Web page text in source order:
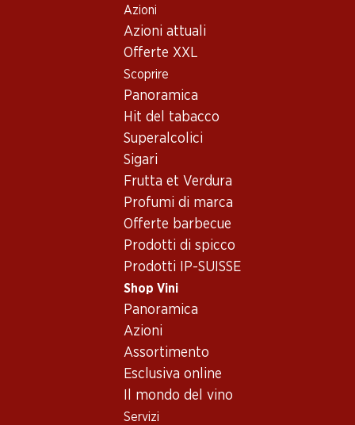
Azioni
Azioni attuali
Offerte XXL
Scoprire
Panoramica
Hit del tabacco
Superalcolici
Sigari
Frutta et Verdura
Profumi di marca
Offerte barbecue
Prodotti di spicco
Prodotti IP-SUISSE
Shop Vini
Panoramica
Azioni
Assortimento
Esclusiva online
Il mondo del vino
Servizi
Vino/champagne
Vino bianco_old –
Proveniente da Austria
Schloss Bockfliess Grüner
129.–
Zweigelt Burg Reserve
2023